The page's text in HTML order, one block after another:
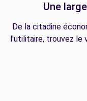
Une
De la citadine
l'utilitaire, trouvez le